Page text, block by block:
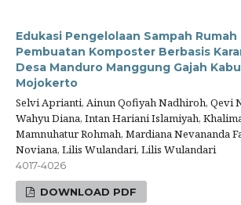
Edukasi Pengelolaan Sampah
Pembuatan Komposter Berbasis
Desa Manduro Manggung Gajah
Mojokerto
Selvi Aprianti, Ainun Qofiyah Nadhiroh, Qevi
Wahyu Diana, Intan Hariani Islamiyah,
Mamnuhatur Rohmah, Mardiana Nevananda
Noviana, Lilis Wulandari, Lilis Wulandari
4017-4026
DOWNLOAD PDF